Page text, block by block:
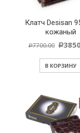
Клатч Desisan
кожаный
Р7700.00 Р
В КОРЗИНУ